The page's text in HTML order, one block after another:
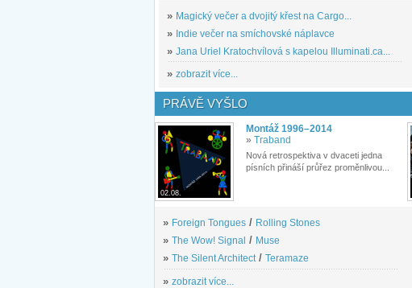
» Magický večer a dvojitý křest na Cargo...
» Indie večer na smíchovské náplavce
» Jana Uriel Kratochvílová s kapelou Illuminati.ca...
» zobrazit více...
PRÁVĚ VYŠLO
02.08.
Montáž 1996–2014
» Traband
Nová retrospektiva v dvaceti jedna
písních přináší průřez proměnlivou...
» Foreign Tongues / Rolling Stones
» The Wow! Signal / Muse
» The Silent Architect/ Teramaze
» zobrazit více...